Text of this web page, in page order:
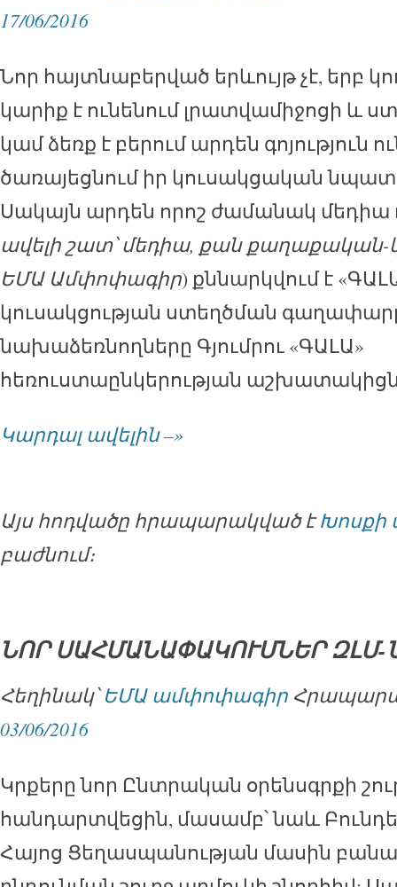
17/06/2016
Նոր հայտնաբերված երևույթ չէ, երբ
կարիք է ունենում լրատվամիջոցի և
կամ ձեռք է բերում արդեն գոյություն
ծառայեցնում իր կուսակցական
Սակայն արդեն որոշ ժամանակ մեդիա
ավելի շատ՝ մեդիա, քան
ԵՄԱ Ամփոփագիր) քննարկվում է
կուսակցության ստեղծման
նախաձեռնողները Գյումրու «ԳԱԼԱ»
հեռուստաընկերության
Կարդալ ավելին –»
Այս հոդվածը հրապարակված էԽոսքի
բաժնում։
ՆՈՐ ՍԱՀՄԱՆԱՓԱԿՈՒՄՆԵՐ
Հեղինակ՝ԵՄԱ ամփոփագիր
03/06/2016
Կրքերը նոր Ընտրական օրենսգրքի
հանդարտվեցին, մասամբ՝ նաև
Հայոց Ցեղասպանության մասին